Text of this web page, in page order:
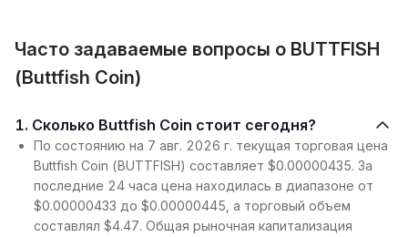
Часто задаваемые вопросы о BUTTFISH
(Buttfish Coin)
1. Сколько Buttfish Coin стоит сегодня?
По состоянию на 7 авг. 2026 г. текущая торговая цена
Buttfish Coin (BUTTFISH) составляет $0.00000435. За
последние 24 часа цена находилась в диапазоне от
$0.00000433 до $0.00000445, а торговый объем
составлял $4.47. Общая рыночная капитализация